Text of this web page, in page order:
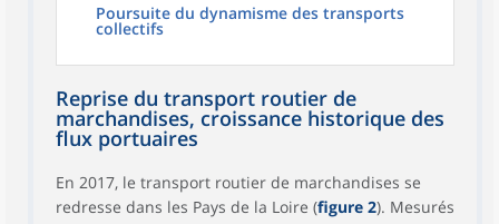
Poursuite du dynamisme des transports
collectifs
Reprise du transport routier de
marchandises, croissance historique des
flux portuaires
En 2017, le transport routier de marchandises se
redresse dans les Pays de la Loire (figure 2). Mesurés